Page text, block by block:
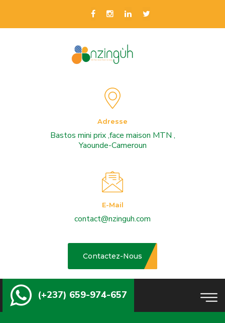
Adresse
Bastos mini prix ,face maison MTN ,
Yaounde-Cameroun
E-Mail
contact@nzinguh.com
Contactez-Nous
(+237) 659-974-657